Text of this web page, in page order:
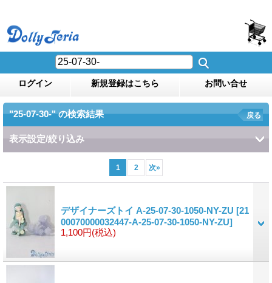
ログイン 新規登録はこちら お問い合せ
"25-07-30-"の検索結果 戻る
表示設定/絞り込み
1 2 次»
デザイナーズトイ A-25-07-30-1050-NY-ZU [21
00070000032447-A-25-07-30-1050-NY-ZU]
1,100円(税込)